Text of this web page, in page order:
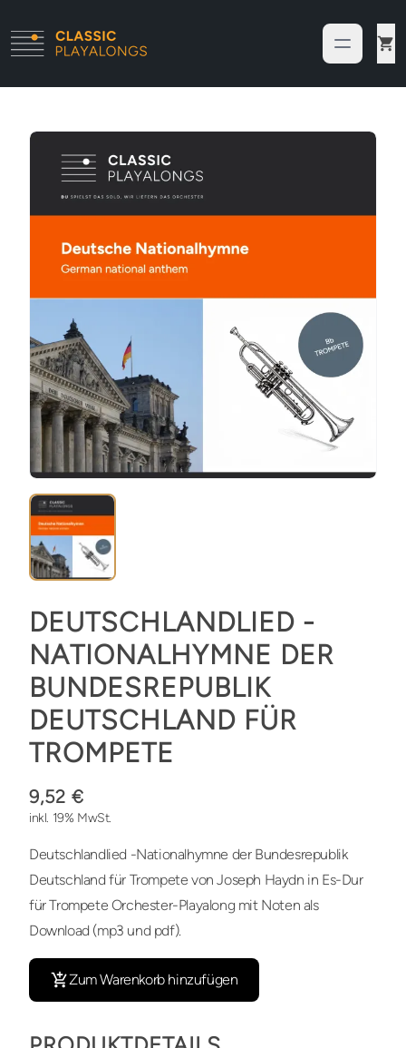
DEUTSCHLANDLIED -
NATIONALHYMNE DER
BUNDESREPUBLIK
DEUTSCHLAND FÜR
TROMPETE
9,52 €
inkl. 19% MwSt.
Deutschlandlied -Nationalhymne der Bundesrepublik
Deutschland für Trompete von Joseph Haydn in Es-Dur
für Trompete Orchester-Playalong mit Noten als
Download (mp3 und pdf).
Zum Warenkorb hinzufügen